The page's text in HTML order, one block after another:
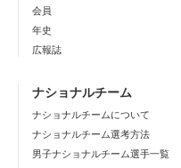
会員
年史
広報誌
ナショナルチーム
ナショナルチームについて
ナショナルチーム選考方法
男子ナショナルチーム選手一覧